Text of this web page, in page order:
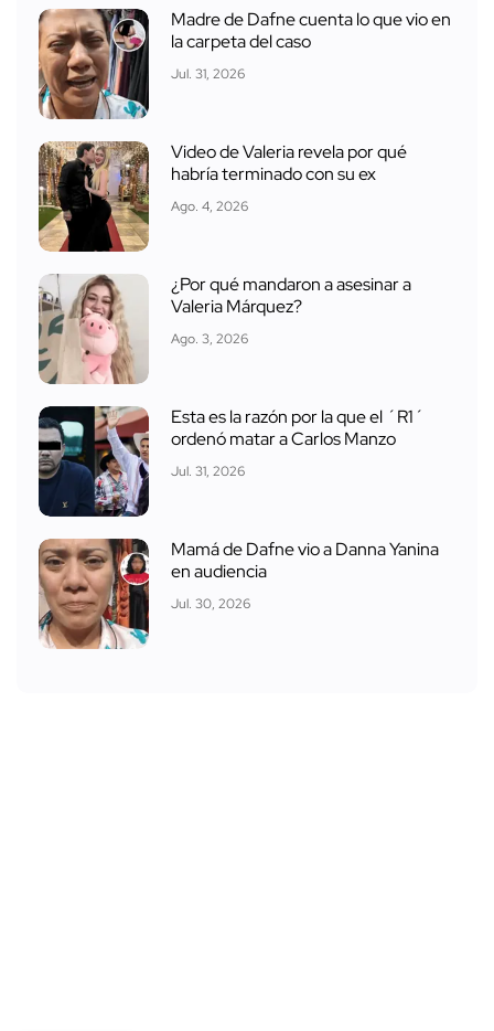
Madre de Dafne cuenta lo que vio en
la carpeta del caso
Jul. 31, 2026
Video de Valeria revela por qué
habría terminado con su ex
Ago. 4, 2026
¿Por qué mandaron a asesinar a
Valeria Márquez?
Ago. 3, 2026
Esta es la razón por la que el ´R1´
ordenó matar a Carlos Manzo
Jul. 31, 2026
Mamá de Dafne vio a Danna Yanina
en audiencia
Jul. 30, 2026